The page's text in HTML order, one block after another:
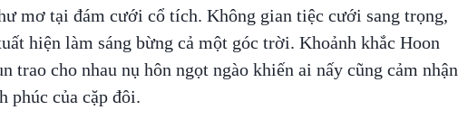
mơ tại đám cưới cổ tích. Không gian tiệc cưới sang trọng,
hiện làm sáng bừng cả một góc trời. Khoảnh khắc Hoon
trao cho nhau nụ hôn ngọt ngào khiến ai nấy cũng cảm nhận
phúc của cặp đôi.